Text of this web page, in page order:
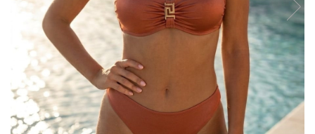
Rochii de plaja
Sort baie barbati
Genti plaja
Pijamale copii
Pijamale bebelusi
Pijamale salopeta copii
Pijamale cocolino copii
Pijamale bumbac copii
Pijamale cuplu
Pijamale Craciun